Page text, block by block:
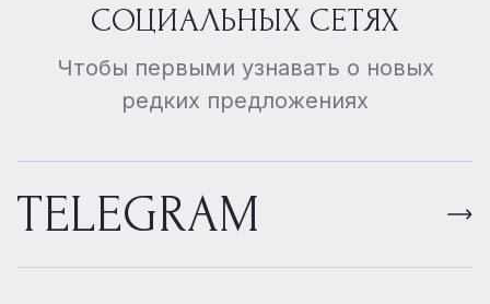
СОЦИАЛЬНЫХ СЕТЯХ
Чтобы первыми узнавать о новых
редких предложениях
TELEGRAM